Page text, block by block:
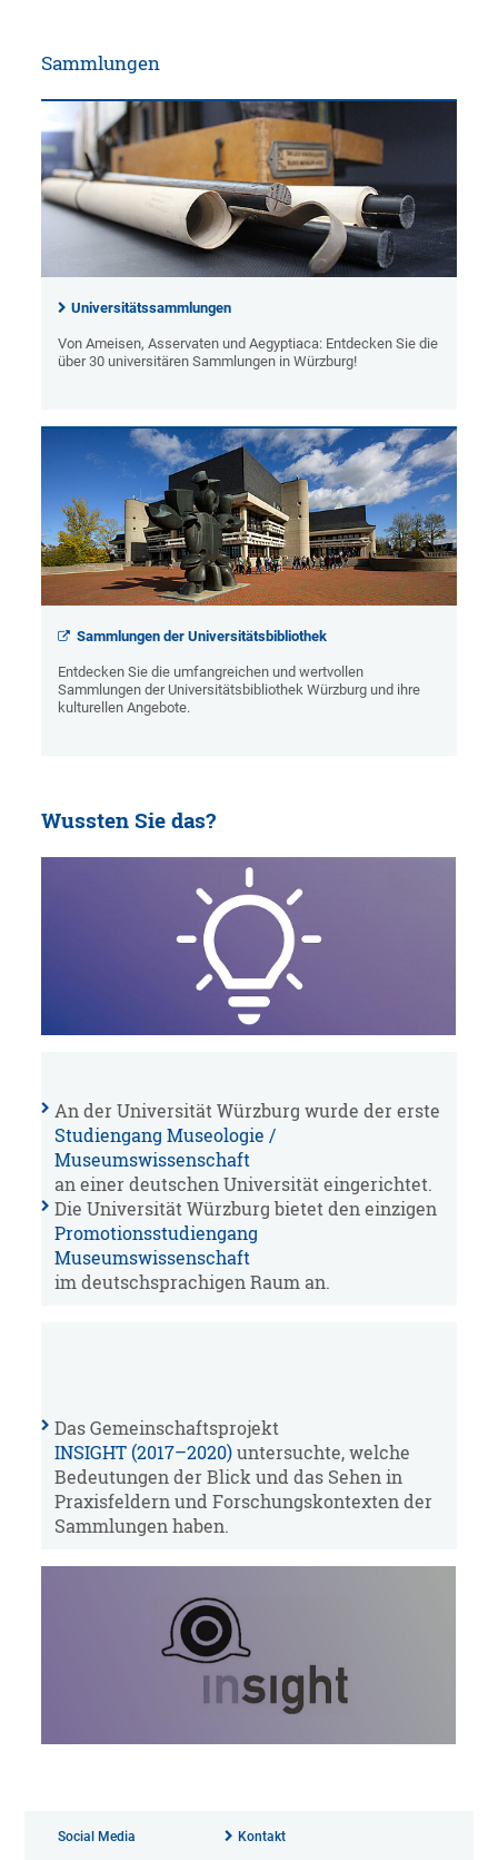
Sammlungen
Universitätssammlungen
Von Ameisen, Asservaten und Aegyptiaca: Entdecken Sie die
über 30 universitären Sammlungen in Würzburg!
Sammlungen der Universitätsbibliothek
Entdecken Sie die umfangreichen und wertvollen
Sammlungen der Universitätsbibliothek Würzburg und ihre
kulturellen Angebote.
Wussten Sie das?
An der Universität Würzburg wurde der erste
Studiengang Museologie /
Museumswissenschaft
an einer deutschen Universität eingerichtet.
Die Universität Würzburg bietet den einzigen
Promotionsstudiengang
Museumswissenschaft
im deutschsprachigen Raum an.
Das Gemeinschaftsprojekt
INSIGHT (2017–2020) untersuchte, welche
Bedeutungen der Blick und das Sehen in
Praxisfeldern und Forschungskontexten der
Sammlungen haben.
Social Media Kontakt